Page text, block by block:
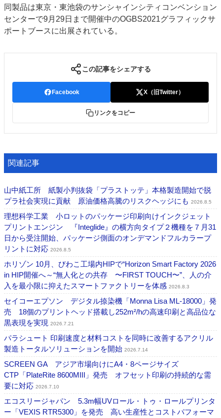
同製品は東京・東池袋のサンシャインシティコンベンション
センターで9月29日まで開催中のOGBS2021グラフィックサ
ポートブースに出展されている。
この記事をシェアする
Facebook X（旧Twitter）
リンクをコピー
関連記事
山中紙工所 紙製小判抜袋「プラストッテ」本格製造開始で脱
プラ社会実現に貢献 原油価格高騰のリスクヘッジにも 2026.8.5
理想科学工業 小ロットのパッケージ印刷向けインクジェット
プリントエンジン 『Integlide』の横方向タイプ２機種を７月31
日から受注開始、パッケージ側面のオンデマンドフルカラープ
リントに対応 2026.8.5
ホリゾン 10月、びわこ工場内HIPで“Horizon Smart Factory 2026
in HIP開催へ～“無人化との共存 〜FIRST TOUCH〜”、人の介
入を最小限に抑えたスマートファクトリーを体感 2026.8.3
セイコーエプソン デジタル捺染機「Monna Lisa ML-18000」発
売 18個のプリントヘッド搭載し252m²/hの高速印刷と高品位な
黒表現を実現 2026.7.21
パラシュート 印刷速度と材料コストを同時に改善するアクリル
製造トータルソリューションを開始 2026.7.14
SCREEN GA アジア市場向けにA4・8ページサイズ
CTP「PlateRite 8600MIII」発売 オフセット印刷の持続的な需
要に対応 2026.7.10
エコスリージャパン 5.3m幅UVロール・トゥ・ロールプリンタ
ー「VEXIS RTR5300」を発売 高い生産性とコストパフォーマ